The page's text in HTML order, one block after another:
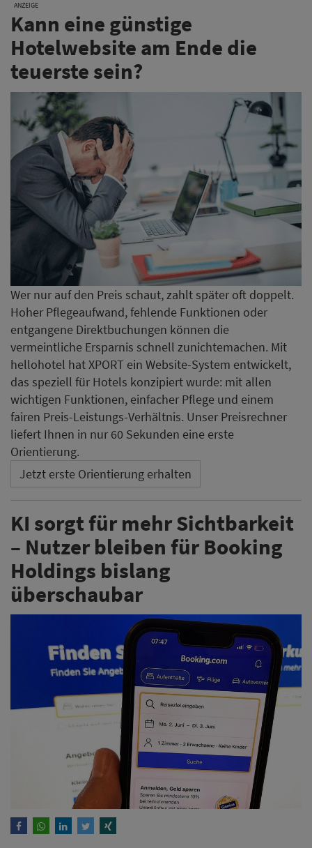
ANZEIGE
Kann eine günstige
Hotelwebsite am Ende die
teuerste sein?
Wer nur auf den Preis schaut, zahlt später oft doppelt.
Hoher Pflegeaufwand, fehlende Funktionen oder
entgangene Direktbuchungen können die
vermeintliche Ersparnis schnell zunichtemachen. Mit
hellohotel hat XPORT ein Website-System entwickelt,
das speziell für Hotels konzipiert wurde: mit allen
wichtigen Funktionen, einfacher Pflege und einem
fairen Preis-Leistungs-Verhältnis. Unser Preisrechner
liefert Ihnen in nur 60 Sekunden eine erste
Orientierung.
Jetzt erste Orientierung erhalten
KI sorgt für mehr Sichtbarkeit
– Nutzer bleiben für Booking
Holdings bislang
überschaubar